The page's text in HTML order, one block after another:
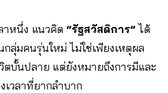
าหนึ่ง แนวคิด “รัฐสวัสดิการ” ได้
ลุ่มคนรุ่นใหม่ ไม่ใช่เพียงเหตุผล
ตบั้นปลาย แต่ยังหมายถึงการมีและ
เวลาที่ยากลำบาก